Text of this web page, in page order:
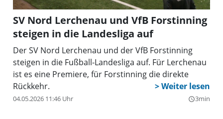
SV Nord Lerchenau und VfB Forstinning
steigen in die Landesliga auf
Der SV Nord Lerchenau und der VfB Forstinning
steigen in die Fußball-Landesliga auf. Für Lerchenau
ist es eine Premiere, für Forstinning die direkte
Rückkehr.
04.05.2026 11:46 Uhr query_builder3min